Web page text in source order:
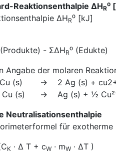
Reaktionsenthalpie ΔHR⁰
ΔHR⁰ [kJ]
- ΣΔHR⁰ (Edukte)
Angabe der molaren
+ Cu (s) → 2 Ag (s)
½ Cu (s) → Ag (s) +
Neutralisationsenthalpie
für exotherme
K ∙ Δ T + cW ∙ mW ∙ ΔT )